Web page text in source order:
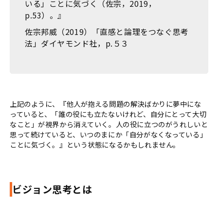
いる」ことに気づく（佐宗，2019，
p.53）。』
佐宗邦威（2019）「直感と論理をつなぐ思考
法」ダイヤモンド社，p.５３
上記のように、『他人が抱える問題の解決ばかりに夢中にな
っていると、「誰の役にも立たないけれど、自分にとって大切
なこと」が視界から消えていく。人の役に立つのがうれしいと
思って続けていると、いつのまにか「自分がなくなっている」
ことに気づく。』という状態になるかもしれません。
ビジョン思考とは